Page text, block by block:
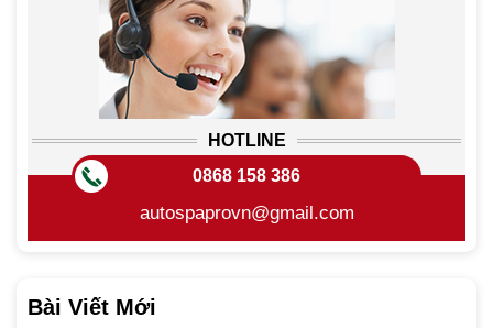
HOTLINE
0868 158 386
autospaprovn@gmail.com
Bài Viết Mới